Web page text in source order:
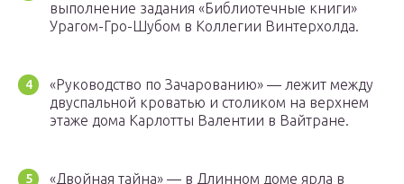
выполнение задания «Библиотечные книги»
Урагом-Гро-Шубом в Коллегии Винтерхолда.
«Руководство по Зачарованию» — лежит между
двуспальной кроватью и столиком на верхнем
этаже дома Карлотты Валентии в Вайтране.
«Двойная тайна» — в Длинном доме ярла в